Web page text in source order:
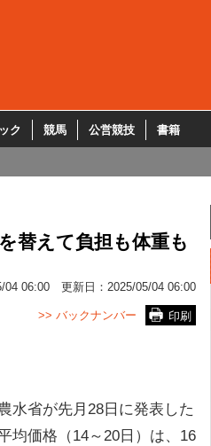
ク 競馬 公営競技 書籍
替えて負担も体重も
04 06:00 更新日： 2025/05/04 06:00
印刷
>> バックナンバー
水省が先月28日に発表した
均価格（14～20日）は、16